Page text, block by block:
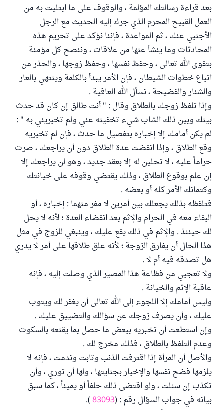
بعد قراءة رسالتك المؤلمة ، والوقوف على ما ابتليت به من
العمل القبيح المحرم الذي جرك إليه الحديث مع الرجل
الأجنبي عنك ، ثم المواعدة ، فإننا نؤكد على تحريم هذه
المحادثات وما ينشأ عنها من علاقات ، وننصح كل مؤمنة
بتقوى الله تعالى ، وحفظ نفسها ، وحفظ زوجها ، والحذر من
اتباع خطوات الشيطان ، فإن الأمر يبدأ بالكلمة وينتهي بالعار
والشنار والفضيحة ، نسأل الله العافية .
وإذا تلفظ زوجك بالطلاق وقال : " أنت طالق إن كان قد حدث
بينك وبين ذلك الشاب شيء تخفينه عني ولم تخبريني به " :
لم يكن أمامك إلا إخباره بتفصيل ما حدث ، فإن لم تخبريه
وقع الطلاق ، وإذا انقضت عدة الطلاق دون أن يراجعك ، صرت
حراماً عليه ، لا تحلين له إلا بعقد جديد ، وهو لن يراجعك إلا
إن علم بوقوع الطلاق ، وذلك يقتضي وقوفه على خيانتك
وكتمانك الأمر كله أو بعضه .
فتلفظه بذلك يجعلك بين أمرين لا مفر منهما : إخباره ، أو
البقاء معه في الحرام والإثم بعد انقضاء العدة ؛ لأنه لا يحل
لك حينئذ . والإثم في ذلك يقع عليك ، وينبغي للزوج في مثل
هذا الحال أن يفارق الزوجة ؛ لأنه علق طلاقها على أمر لا يدري
هل تصدقه فيه أم لا .
ولا تعجبي من فظاعة هذا المصير الذي وصلت إليه ، فإنه
عاقبة الإثم والخيانة .
وليس أمامك إلا اللجوء إلى الله تعالى أن يغفر لك ويتوب
عليك ، وأن يصرف زوجك عن سؤالك والتضييق عليك .
وإن استطعت أن تخبريه ببعض ما حصل بما يقنعه بالسكوت
وعدم التلفظ بالطلاق ، فذلك مخرج لك .
والأصل أن المرأة إذا اقترفت الذنب وتابت وندمت ، فإنه لا
يلزمها فضح نفسها والإخبار بجنايتها ، ولها أن توري ، وأن
تكذب إن سئلت ، ولو اقتضى ذلك حلفاً أو يميناً ، كما سبق
بيانه في جواب السؤال رقم : (83093
).